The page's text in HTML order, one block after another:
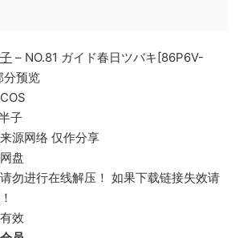
– NO.81 ガイド春日ツバキ[86P6V-
分预览
子
源网络 仅作分享
盘
勿进行在线解压！ 如果下载链接失效请
效